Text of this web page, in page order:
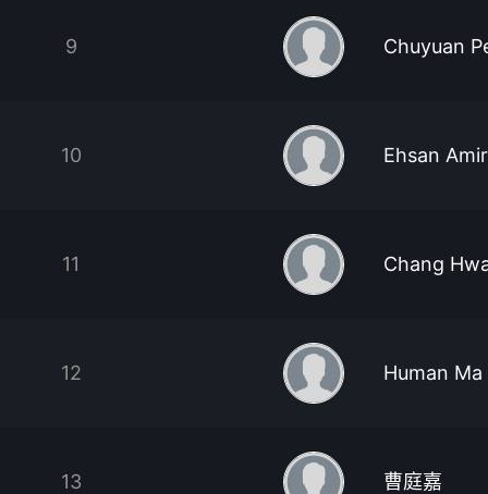
9 Chuyuan
10 Ehsan
11 Chang
12 Human Ma
13 曹庭嘉